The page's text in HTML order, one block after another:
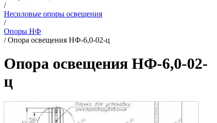
/
Несиловые опоры освещения
/
Опоры НФ
/Опора освещения НФ-6,0-02-ц
Опора освещения НФ-6,0-02-
ц